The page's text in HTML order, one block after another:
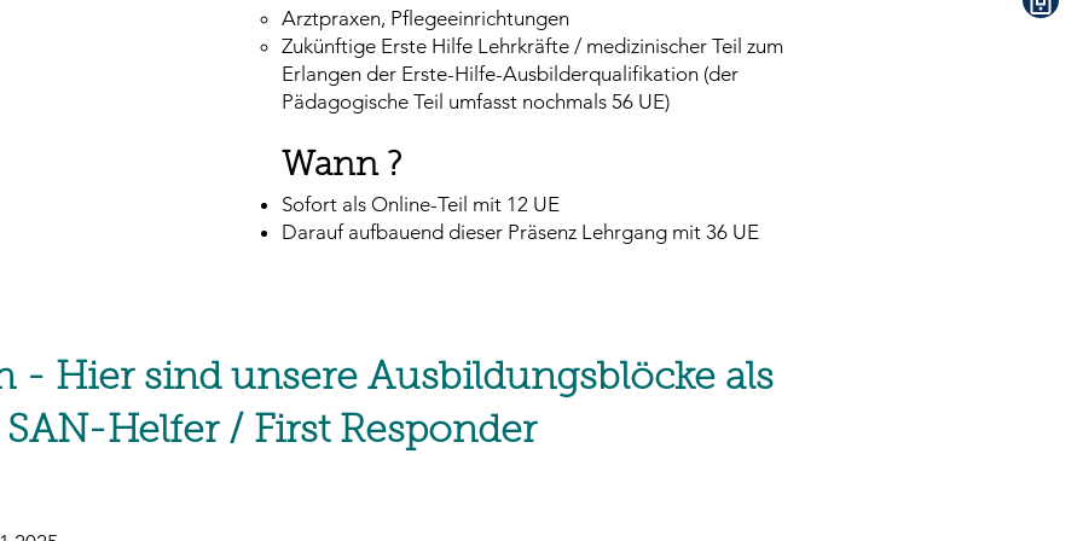
Arztpraxen, Pflegeeinrichtungen
Zukünftige Erste Hilfe Lehrkräfte / medizinischer Teil zum
Erlangen der Erste-Hilfe-Ausbilderqualifikation (der
Pädagogische Teil umfasst nochmals 56 UE)
Wann ?
Sofort als Online-Teil mit 12 UE
Darauf aufbauend dieser Präsenz Lehrgang mit 36 UE
- Hier sind unsere Ausbildungsblöcke als
Helfer / First Responder